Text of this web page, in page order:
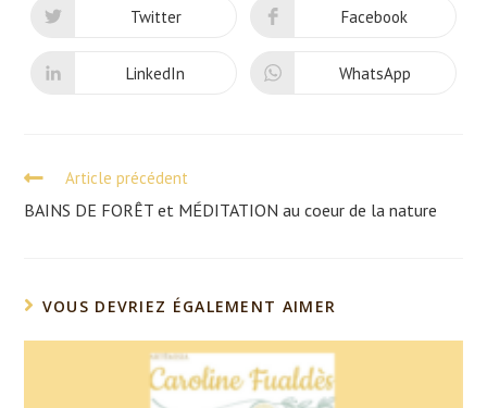
CONTENT
Opens
new
window
Twitter Opens
new
window
Facebook
Opens
LinkedIn Opens
WhatsApp
Read
articles
Article précédent
BAINS DE FORÊT et MÉDITATION au coeur de la nature
VOUS DEVRIEZ ÉGALEMENT AIMER